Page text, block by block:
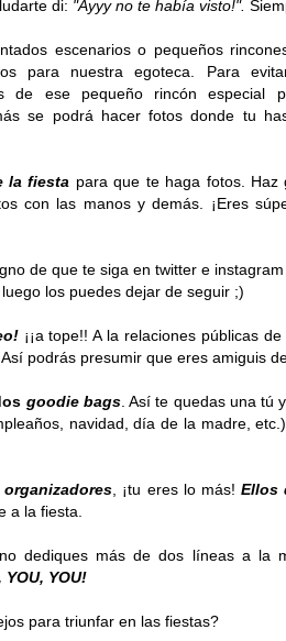
di: "Ayyy no te había visto!".
escenarios o pequeños
para nuestra egoteca. Para
de ese pequeño rincón especial
se podrá hacer fotos donde tu
la fiesta para que te haga fotos. Haz
con las manos y demás. ¡Eres
de que te siga en twitter e instagram
los puedes dejar de seguir ;)
¡¡a tope!! A la relaciones públicas
podrás presumir que eres amiguis
goodie bags. Así te quedas una tú
navidad, día de la madre,
, ¡tu eres lo más! Ellos
a la fiesta.
dediques más de dos líneas a la
YOU!
para triunfar en las fiestas?